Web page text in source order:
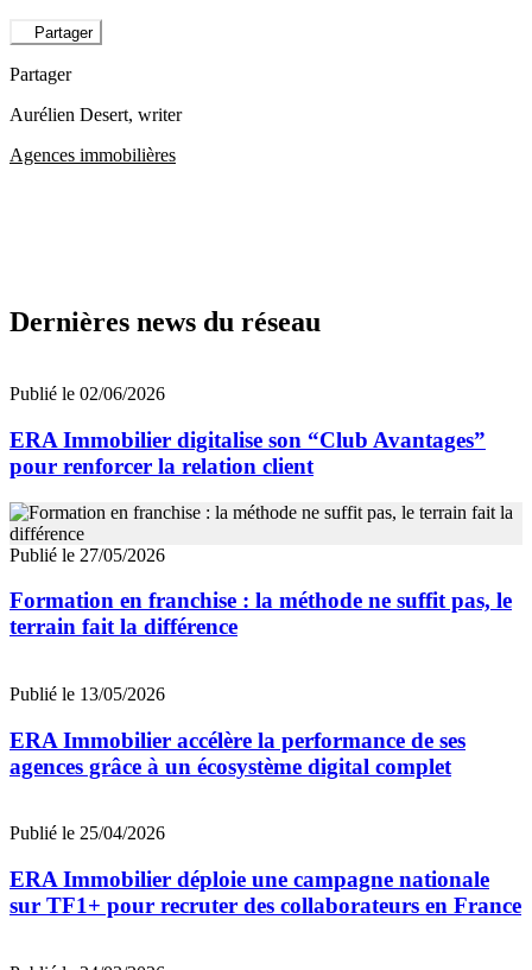
Partager
Partager
Aurélien Desert, writer
Agences immobilières
Dernières news du réseau
Publié le 02/06/2026
ERA Immobilier digitalise son “Club Avantages”
pour renforcer la relation client
Publié le 27/05/2026
Formation en franchise : la méthode ne suffit pas, le
terrain fait la différence
Publié le 13/05/2026
ERA Immobilier accélère la performance de ses
agences grâce à un écosystème digital complet
Publié le 25/04/2026
ERA Immobilier déploie une campagne nationale
sur TF1+ pour recruter des collaborateurs en France